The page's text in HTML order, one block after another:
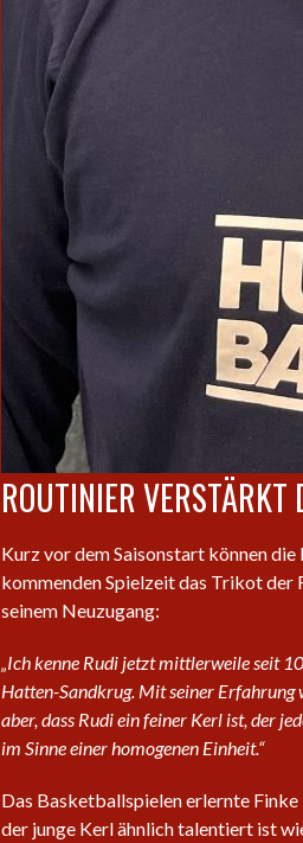
ROUTINIER VERSTÄRKT
Kurz vor dem Saisonstart können
kommenden Spielzeit das Trikot
seinem Neuzugang:
„Ich kenne Rudi jetzt mittlerweile seit
Hatten-Sandkrug. Mit seiner Erfahrung
aber, dass Rudi ein feiner Kerl ist, der
im Sinne einer homogenen Einheit.“
Das Basketballspielen erlernte Finke
der junge Kerl ähnlich talentiert ist